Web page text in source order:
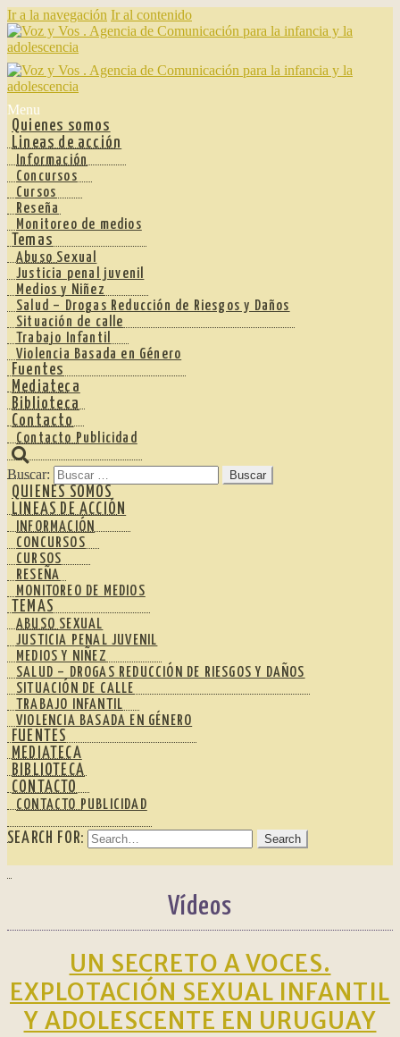
Ir a la navegación Ir al contenido
Menu
Quienes somos
Lineas de acción
Información
Concursos
Cursos
Reseña
Monitoreo de medios
Temas
Abuso Sexual
Justicia penal juvenil
Medios y Niñez
Salud – Drogas Reducción de Riesgos y Daños
Situación de calle
Trabajo Infantil
Violencia Basada en Género
Fuentes
Mediateca
Biblioteca
Contacto
Contacto Publicidad
Buscar:
QUIENES SOMOS
LINEAS DE ACCIÓN
INFORMACIÓN
CONCURSOS
CURSOS
RESEÑA
MONITOREO DE MEDIOS
TEMAS
ABUSO SEXUAL
JUSTICIA PENAL JUVENIL
MEDIOS Y NIÑEZ
SALUD – DROGAS REDUCCIÓN DE RIESGOS Y DAÑOS
SITUACIÓN DE CALLE
TRABAJO INFANTIL
VIOLENCIA BASADA EN GÉNERO
FUENTES
MEDIATECA
BIBLIOTECA
CONTACTO
CONTACTO PUBLICIDAD
SEARCH FOR:
Vídeos
UN SECRETO A VOCES.
EXPLOTACIÓN SEXUAL INFANTIL
Y ADOLESCENTE EN URUGUAY